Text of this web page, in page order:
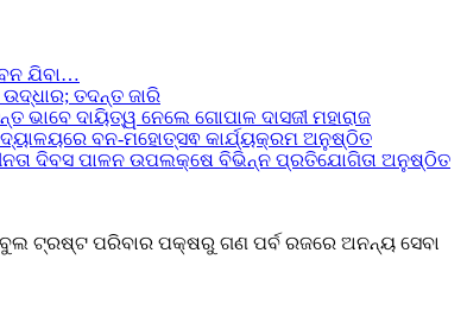
ଯିବା…
ତଦନ୍ତ ଜାରି
ଭାବେ ଦାୟିତ୍ୱ ନେଲେ ଗୋପାଳ ଦାସଜୀ ମହାରାଜ
ବନ-ମହୋତ୍ସଵ କାର୍ଯ୍ୟକ୍ରମ ଅନୁଷ୍ଠିତ
ଦିବସ ପାଳନ ଉପଲକ୍ଷେ ବିଭିନ୍ନ ପ୍ରତିଯୋଗିତା ଅନୁଷ୍ଠିତ
ଟ୍ରଷ୍ଟ ପରିବାର ପକ୍ଷରୁ ଗଣ ପର୍ବ ରଜରେ ଅନନ୍ୟ ସେବା